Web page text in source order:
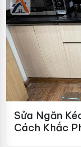
Sửa Ngăn
Cách Khắc